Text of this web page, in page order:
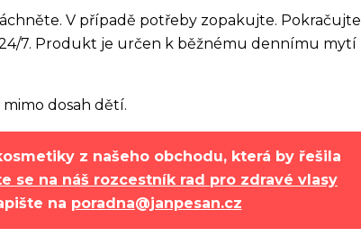
V případě potřeby zopakujte. Pokračujte
7. Produkt je určen k běžnému dennímu mytí
dosah dětí.
z našeho obchodu, která by řešila
se na náš rozcestník rad pro zdravé vlasy
na poradna@janpesan.cz